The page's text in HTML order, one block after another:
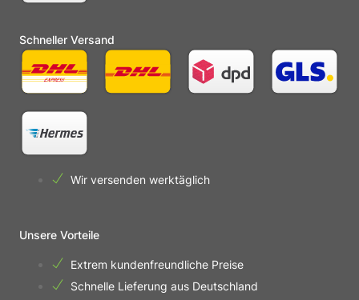
Schneller Versand
Wir versenden werktäglich
Unsere Vorteile
Extrem kundenfreundliche Preise
Schnelle Lieferung aus Deutschland